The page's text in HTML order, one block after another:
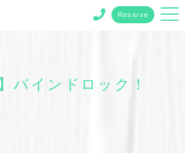
Reserve
バインドロック！